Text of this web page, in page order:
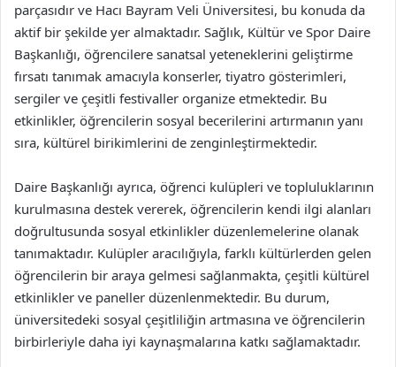
parçasıdır ve Hacı Bayram Veli Üniversitesi, bu konuda da
aktif bir şekilde yer almaktadır. Sağlık, Kültür ve Spor Daire
Başkanlığı, öğrencilere sanatsal yeteneklerini geliştirme
fırsatı tanımak amacıyla konserler, tiyatro gösterimleri,
sergiler ve çeşitli festivaller organize etmektedir. Bu
etkinlikler, öğrencilerin sosyal becerilerini artırmanın yanı
sıra, kültürel birikimlerini de zenginleştirmektedir.
Daire Başkanlığı ayrıca, öğrenci kulüpleri ve topluluklarının
kurulmasına destek vererek, öğrencilerin kendi ilgi alanları
doğrultusunda sosyal etkinlikler düzenlemelerine olanak
tanımaktadır. Kulüpler aracılığıyla, farklı kültürlerden gelen
öğrencilerin bir araya gelmesi sağlanmakta, çeşitli kültürel
etkinlikler ve paneller düzenlenmektedir. Bu durum,
üniversitedeki sosyal çeşitliliğin artmasına ve öğrencilerin
birbirleriyle daha iyi kaynaşmalarına katkı sağlamaktadır.